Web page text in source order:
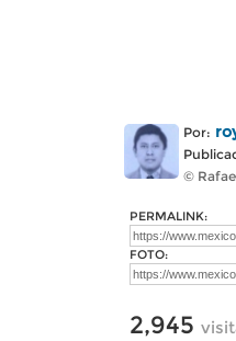
Por:
©
PERMALINK:
FOTO:
2,945